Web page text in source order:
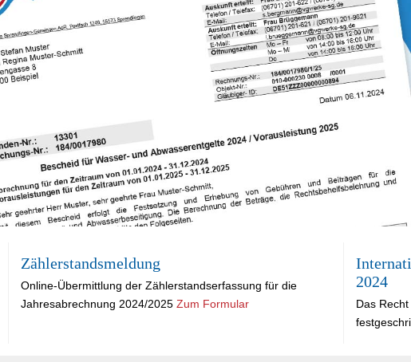
Zählerstandsmeldung
Online-Übermittlung der Zählerstandserfassung für die
Jahresabrechnung 2024/2025 Zum Formular
2024
Das